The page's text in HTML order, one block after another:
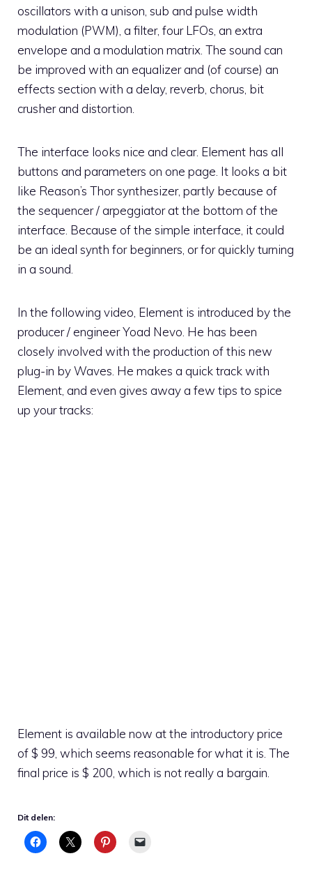
oscillators with a unison, sub and pulse width
modulation (PWM), a filter, four LFOs, an extra
envelope and a modulation matrix. The sound can
be improved with an equalizer and (of course) an
effects section with a delay, reverb, chorus, bit
crusher and distortion.
The interface looks nice and clear. Element has all
buttons and parameters on one page. It looks a bit
like Reason’s Thor synthesizer, partly because of
the sequencer / arpeggiator at the bottom of the
interface. Because of the simple interface, it could
be an ideal synth for beginners, or for quickly turning
in a sound.
In the following video, Element is introduced by the
producer / engineer Yoad Nevo. He has been
closely involved with the production of this new
plug-in by Waves. He makes a quick track with
Element, and even gives away a few tips to spice
up your tracks:
Element is available now at the introductory price
of $ 99, which seems reasonable for what it is. The
final price is $ 200, which is not really a bargain.
Dit delen: